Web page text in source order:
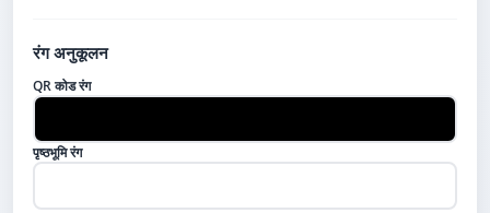
रंग अनुकूलन
QR कोड रंग
पृष्ठभूमि रंग